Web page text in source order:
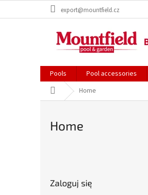
export@mountfield.cz
Pools Pool accessories
Home Home
Home
Zaloguj się